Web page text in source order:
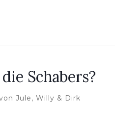
Schabers?
Jule, Willy & Dirk